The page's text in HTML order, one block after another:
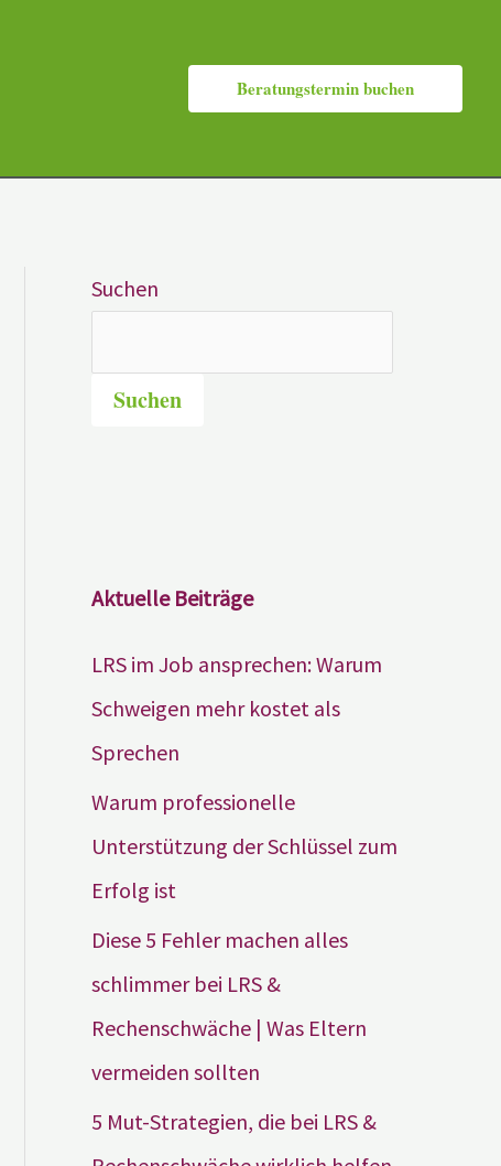
Beratungstermin buchen
Suchen
Suchen
Aktuelle Beiträge
LRS im Job ansprechen: Warum
Schweigen mehr kostet als
Sprechen
Warum professionelle
Unterstützung der Schlüssel zum
Erfolg ist
Diese 5 Fehler machen alles
schlimmer bei LRS &
Rechenschwäche | Was Eltern
vermeiden sollten
5 Mut-Strategien, die bei LRS &